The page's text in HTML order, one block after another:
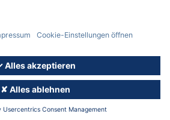
Treuhand GmbH - Version 5.11.09
COOKIE-EINSTELLUNGEN ÖFFNEN